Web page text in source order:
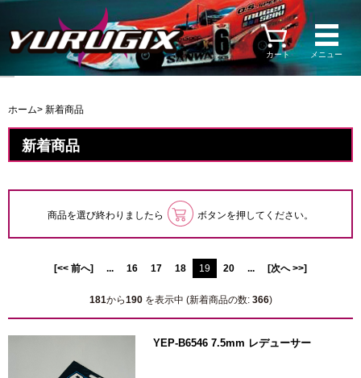
カート メニュー
ホーム> 新着商品
新着商品
商品を選び終わりましたら ボタンを押してください。
[<< 前へ] ... 16 17 18 19 20 ... [次へ >>]
181から190を表示中 (新着商品の数: 366)
YEP-B6546 7.5mm レデューサー